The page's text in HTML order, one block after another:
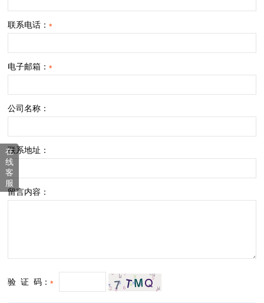
联系电话：*
电子邮箱：*
公司名称：
联系地址：
留言内容：
验 证 码：*
在
线
客
服